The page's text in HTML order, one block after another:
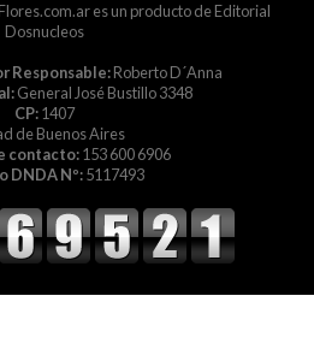
es un producto de Editorial
Dosnucleos
Responsable:Roberto D´Anna
General José Bustillo 3348
CP:1407
de Buenos Aires
contacto:153 600 6906
DNDA Nº:5117493